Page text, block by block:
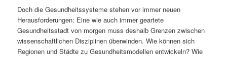
Doch die Gesundheitssysteme stehen vor immer neuen
Herausforderungen: Eine wie auch immer geartete
Gesundheitsstadt von morgen muss deshalb Grenzen zwischen
wissenschaftlichen Disziplinen überwinden. Wie können sich
Regionen und Städte zu Gesundheitsmodellen entwickeln? Wie